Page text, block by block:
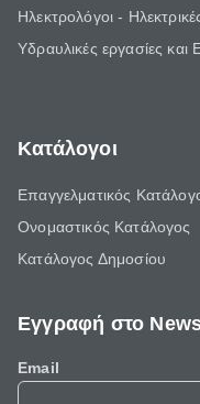
Ηλεκτρολόγοι -
Υδραυλικές εργασίες και
Κατάλογοι
Επαγγελματικός
Ονομαστικός Κατάλογος
Κατάλογος Δημοσίου
Εγγραφή στο
Email